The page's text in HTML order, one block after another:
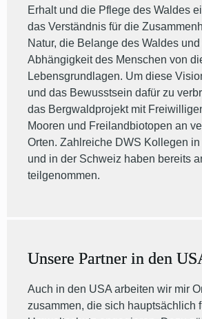
Erhalt und die Pflege des Waldes
das Verständnis für die
Natur, die Belange des Waldes
Abhängigkeit des Menschen von
Lebensgrundlagen. Um diese
und das Bewusstsein dafür zu
das Bergwaldprojekt mit
Mooren und Freilandbiotopen an
Orten. Zahlreiche DWS Kollegen
und in der Schweiz haben bereits
teilgenommen.
Unsere Partner in den
Auch in den USA arbeiten wir mir
zusammen, die sich hauptsächlich